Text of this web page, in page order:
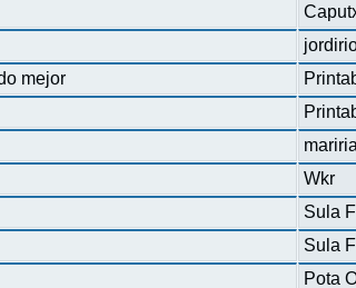
mejor
mariria
Wkr
Sula
Sula
Pota